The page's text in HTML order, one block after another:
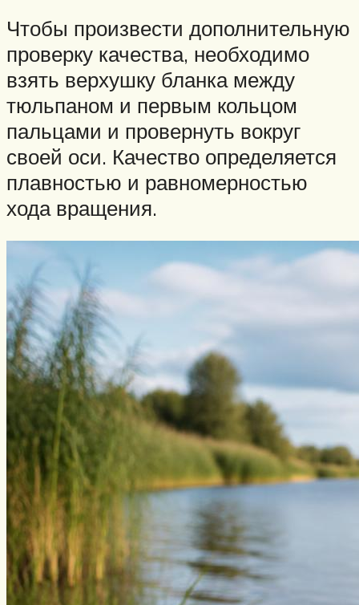
Чтобы произвести дополнительную
проверку качества, необходимо
взять верхушку бланка между
тюльпаном и первым кольцом
пальцами и провернуть вокруг
своей оси. Качество определяется
плавностью и равномерностью
хода вращения.